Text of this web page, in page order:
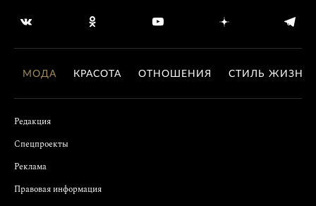
МОДА КРАСОТА ОТНОШЕНИЯ СТИЛЬ ЖИЗНИ
Редакция
Спецпроекты
Реклама
Правовая информация